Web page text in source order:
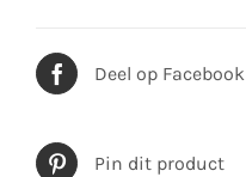
Deel op Facebook
Pin dit product